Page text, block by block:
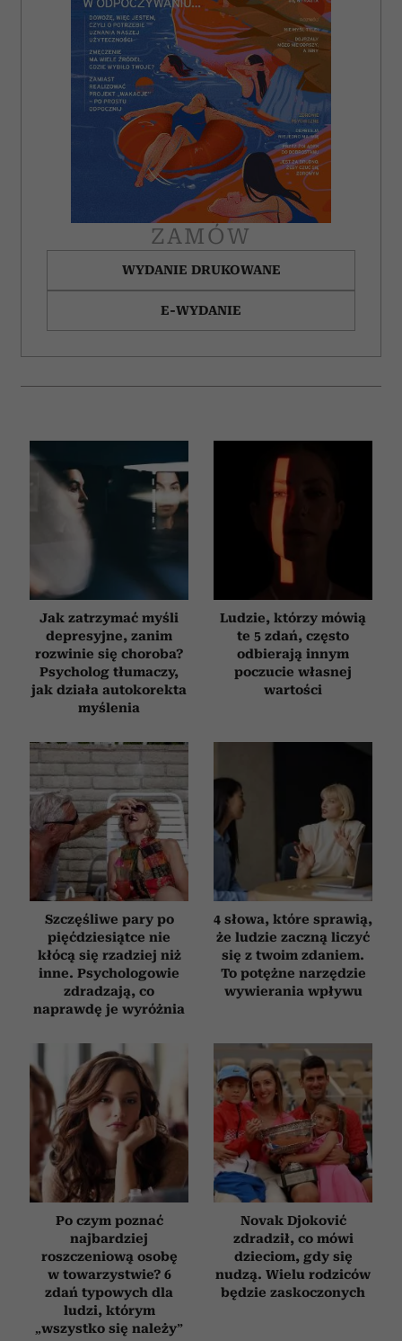
ZAMÓW
WYDANIE DRUKOWANE
E-WYDANIE
Jak zatrzymać myśli
depresyjne, zanim
rozwinie się choroba?
Psycholog tłumaczy,
jak działa autokorekta
myślenia
Ludzie, którzy mówią
te 5 zdań, często
odbierają innym
poczucie własnej
wartości
Szczęśliwe pary po
pięćdziesiątce nie
kłócą się rzadziej niż
inne. Psychologowie
zdradzają, co
naprawdę je wyróżnia
4 słowa, które sprawią,
że ludzie zaczną liczyć
się z twoim zdaniem.
To potężne narzędzie
wywierania wpływu
Po czym poznać
najbardziej
roszczeniową osobę
w towarzystwie? 6
zdań typowych dla
ludzi, którym
„wszystko się należy”
Novak Djoković
zdradził, co mówi
dzieciom, gdy się
nudzą. Wielu rodziców
będzie zaskoczonych